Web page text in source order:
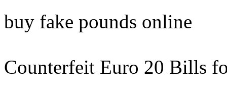
buy fake pounds online​
Counterfeit Euro 20 Bills